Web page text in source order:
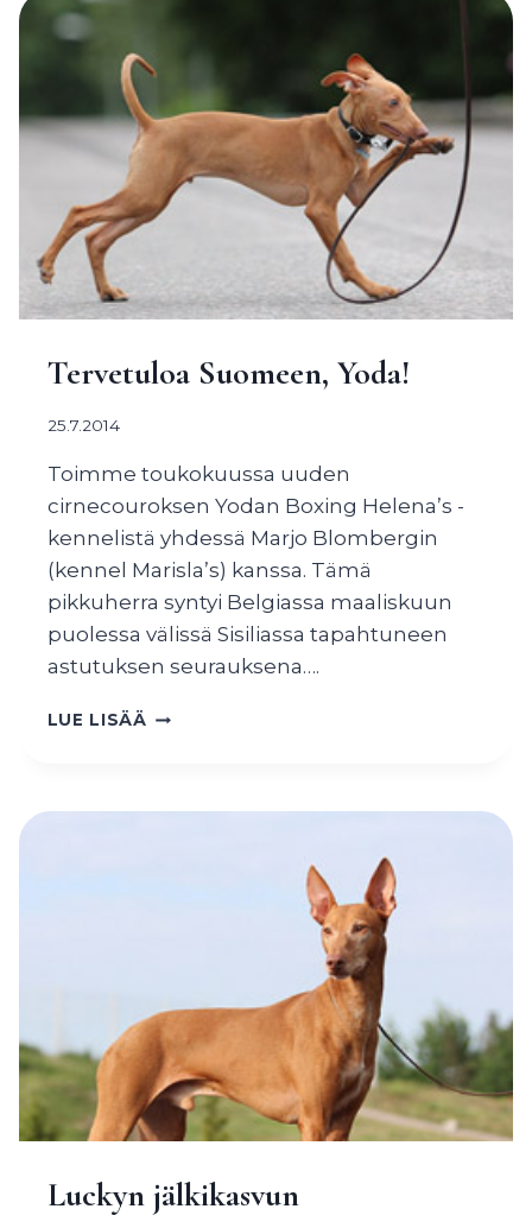
Tervetuloa Suomeen, Yoda!
25.7.2014
Toimme toukokuussa uuden
cirnecouroksen Yodan Boxing Helena’s -
kennelistä yhdessä Marjo Blombergin
(kennel Marisla’s) kanssa. Tämä
pikkuherra syntyi Belgiassa maaliskuun
puolessa välissä Sisiliassa tapahtuneen
astutuksen seurauksena….
LUE LISÄÄ TERVETULOA
Luckyn jälkikasvun